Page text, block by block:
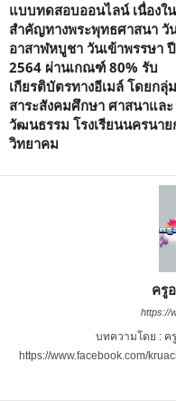
แบบทดสอบออนไลน์ เนื่องใ
สำคัญทางพระพุทธศาสนา วั
อาสาฬหบูชา วันเข้าพรรษา ปี
2564 ผ่านเกณฑ์ 80% รับ
เกียรติบัตรทางอีเมล์ โดยกลุ่ม
สาระสังคมศึกษา ศาสนาและ
วัฒนธรรม โรงเรียนนครนาย
วิทยาคม
ครู
https://
บทความโดย : ค
https://www.facebook.com/